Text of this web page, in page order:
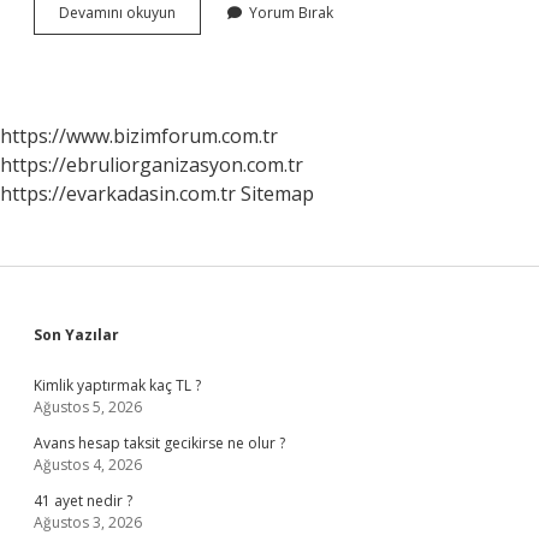
Devamını okuyun
Eden
Olur
Yorum Bırak
https://www.bizimforum.com.tr
https://ebruliorganizasyon.com.tr
https://evarkadasin.com.trSitemap
Sidebar
Son Yazılar
Kimlik yaptırmak kaç TL ?
Ağustos 5, 2026
Avans hesap taksit gecikirse ne olur ?
Ağustos 4, 2026
41 ayet nedir ?
Ağustos 3, 2026